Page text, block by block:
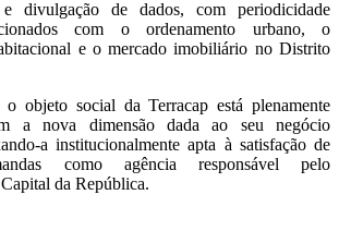
e divulgação de dados, com periodicidade
com o ordenamento urbano, o
e o mercado imobiliário no Distrito
o objeto social da Terracap está plenamente
a nova dimensão dada ao seu negócio
a institucionalmente apta à satisfação de
como agência responsável pelo
da República.